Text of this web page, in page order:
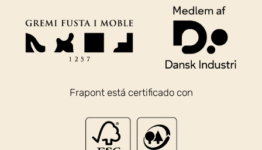
Frapont está certificado con